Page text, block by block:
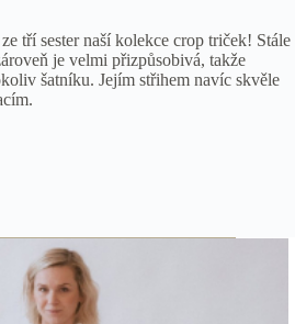
tří sester naší kolekce crop triček! Stále
je velmi přizpůsobivá, takže
šatníku. Jejím střihem navíc skvěle